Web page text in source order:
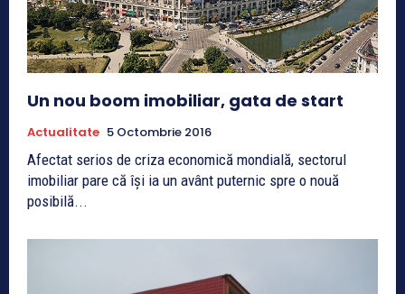
Un nou boom imobiliar, gata de start
Actualitate 5 Octombrie 2016
Afectat serios de criza economică mondială, sectorul
imobiliar pare că își ia un avânt puternic spre o nouă
posibilă...